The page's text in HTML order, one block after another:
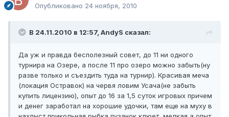
Опубликовано 24 ноября, 2010
В 24.11.2010 в 12:57, AndyS сказал:
Да уж и правда бесполезный совет, до 11 ни одного
турнира на Озере, а после 11 про озеро можно забыть(ну
разве только и съездить туда на турнир). Красивая меча
(локация Остравок) на червя ловим Усача(не забыть
купить лицензию), опыт до 16 за 1,5 суток игровых причем
и денег заработал на хорошие удочки, там еще на муху в